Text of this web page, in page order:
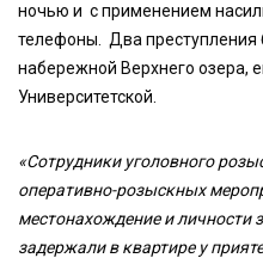
ночью и с применением
телефоны. Два
набережной Верхнего озера,
Университетской.
«Сотрудники уголовного
оперативно-розыскных
местонахождение и
задержали в квартире у